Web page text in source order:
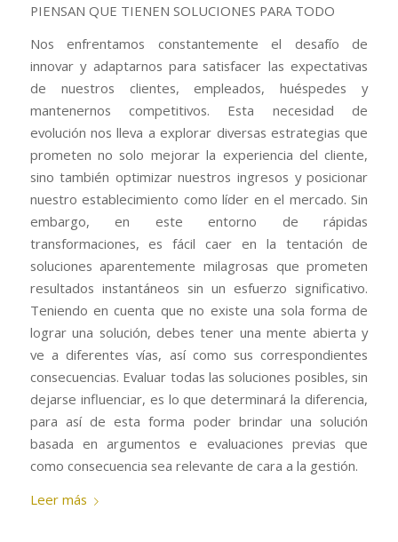
PIENSAN QUE TIENEN SOLUCIONES PARA TODO
Nos enfrentamos constantemente el desafío de
innovar y adaptarnos para satisfacer las expectativas
de nuestros clientes, empleados, huéspedes y
mantenernos competitivos. Esta necesidad de
evolución nos lleva a explorar diversas estrategias que
prometen no solo mejorar la experiencia del cliente,
sino también optimizar nuestros ingresos y posicionar
nuestro establecimiento como líder en el mercado. Sin
embargo, en este entorno de rápidas
transformaciones, es fácil caer en la tentación de
soluciones aparentemente milagrosas que prometen
resultados instantáneos sin un esfuerzo significativo.
Teniendo en cuenta que no existe una sola forma de
lograr una solución, debes tener una mente abierta y
ve a diferentes vías, así como sus correspondientes
consecuencias. Evaluar todas las soluciones posibles, sin
dejarse influenciar, es lo que determinará la diferencia,
para así de esta forma poder brindar una solución
basada en argumentos e evaluaciones previas que
como consecuencia sea relevante de cara a la gestión.
Leer más